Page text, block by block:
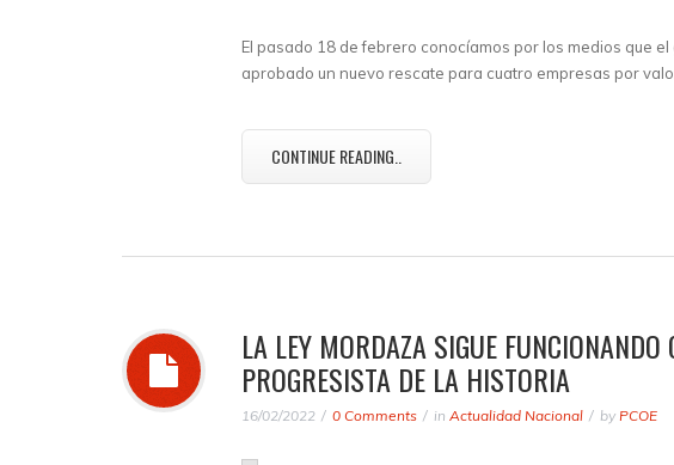
El pasado 18 de febrero conocíamos por los medios que
aprobado un nuevo rescate para cuatro empresas por
CONTINUE READING..
LA LEY MORDAZA SIGUE
PROGRESISTA DE LA HISTORIA
16/02/2022 0 Comments in Actualidad Nacional by PCOE